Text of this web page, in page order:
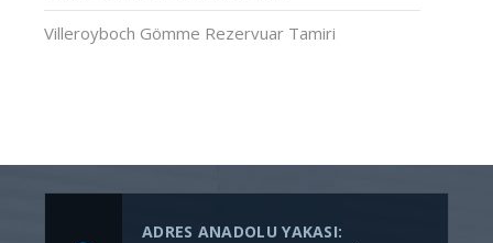
Villeroyboch Gömme Rezervuar Tamiri
ADRES ANADOLU YAKASI: